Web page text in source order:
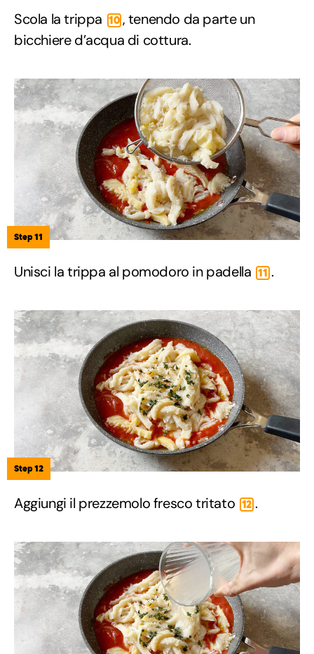
Scola la trippa 10 , tenendo da parte un
bicchiere d’acqua di cottura.
Step 11
Unisci la trippa al pomodoro in padella 11 .
Step 12
Aggiungi il prezzemolo fresco tritato 12 .